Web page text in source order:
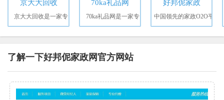
京大大回收
京大大回收是一家专
70ka礼品网
70ka礼品网是一家专
好邦伲家政
中国领先的家政O2O平
了解一下好邦伲家政网官方网站